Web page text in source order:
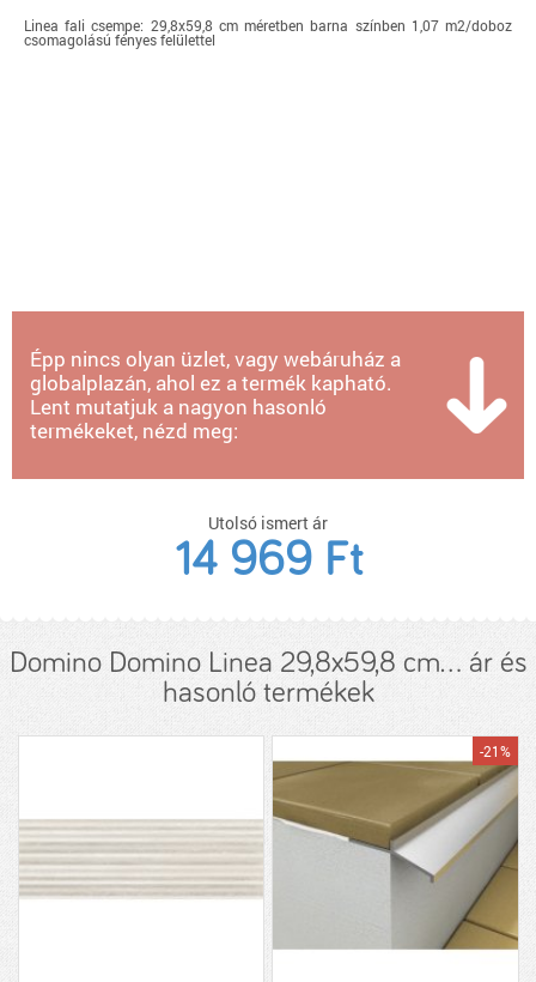
Linea fali csempe: 29,8x59,8 cm méretben barna színben 1,07 m2/doboz
csomagolású fényes felülettel
Épp nincs olyan üzlet, vagy webáruház a
globalplazán, ahol ez a termék kapható.
Lent mutatjuk a nagyon hasonló
termékeket, nézd meg:
Utolsó ismert ár
14 969 Ft
Domino Domino Linea 29,8x59,8 cm... ár és
hasonló termékek
-21%